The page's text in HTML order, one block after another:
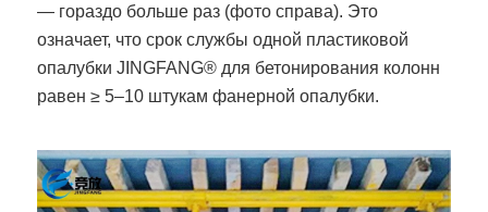
— гораздо больше раз (фото справа). Это
означает, что срок службы одной пластиковой
опалубки JINGFANG® для бетонирования колонн
равен ≥ 5–10 штукам фанерной опалубки.